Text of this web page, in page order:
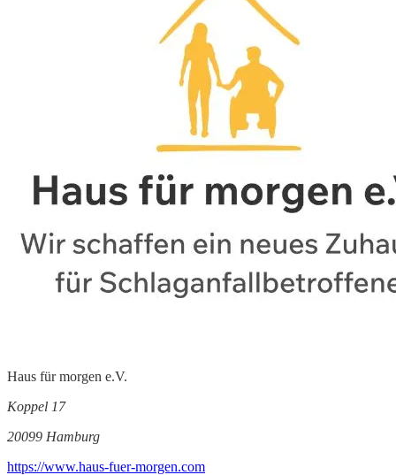
Haus für morgen e.V.
Koppel 17
20099 Hamburg
https://www.haus-fuer-morgen.com